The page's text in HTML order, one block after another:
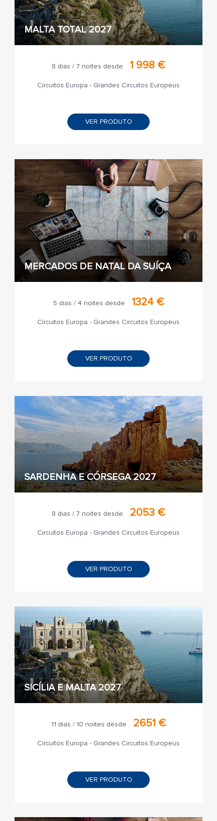
MALTA TOTAL 2027
8 dias / 7 noites desde 1 998 €
Circuitos Europa - Grandes Circuitos Europeus
VER PRODUTO
MERCADOS DE NATAL DA SUÍÇA
5 dias / 4 noites desde 1324 €
Circuitos Europa - Grandes Circuitos Europeus
VER PRODUTO
SARDENHA E CÓRSEGA 2027
8 dias / 7 noites desde 2053 €
Circuitos Europa - Grandes Circuitos Europeus
VER PRODUTO
SICÍLIA E MALTA 2027
11 dias / 10 noites desde 2651 €
Circuitos Europa - Grandes Circuitos Europeus
VER PRODUTO